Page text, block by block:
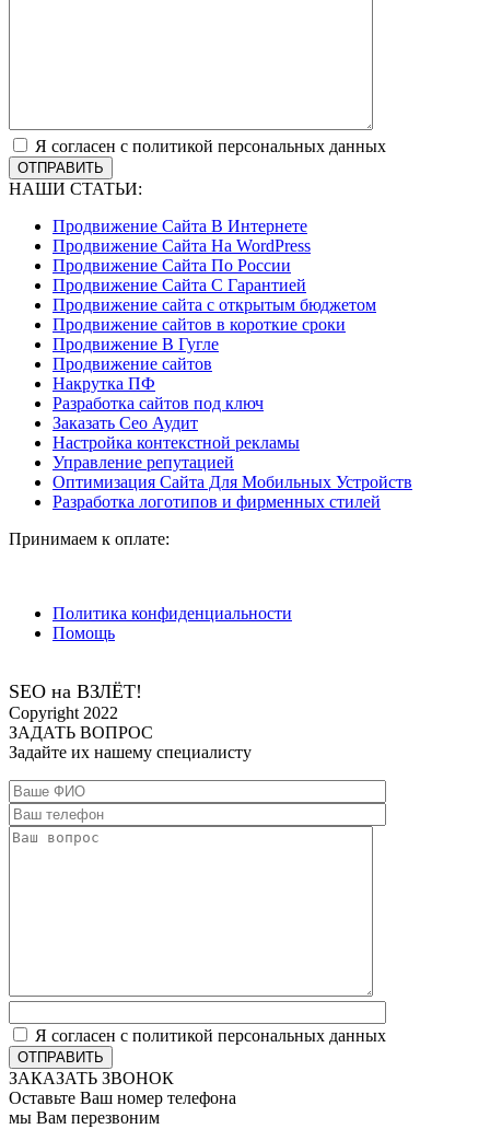
Я согласен с политикой персональных данных
ОТПРАВИТЬ
НАШИ СТАТЬИ:
Продвижение Сайта В Интернете
Продвижение Сайта На WordPress
Продвижение Сайта По России
Продвижение Сайта С Гарантией
Продвижение сайта с открытым бюджетом
Продвижение сайтов в короткие сроки
Продвижение В Гугле
Продвижение сайтов
Накрутка ПФ
Разработка сайтов под ключ
Заказать Сео Аудит
Настройка контекстной рекламы
Управление репутацией
Оптимизация Сайта Для Мобильных Устройств
Разработка логотипов и фирменных стилей
Принимаем к оплате:
Политика конфиденциальности
Помощь
SEO на ВЗЛЁТ!
Сopyright 2022
ЗАДАТЬ ВОПРОС
Задайте их нашему специалисту
Я согласен с политикой персональных данных
ОТПРАВИТЬ
ЗАКАЗАТЬ ЗВОНОК
Оставьте Ваш номер телефона
мы Вам перезвоним